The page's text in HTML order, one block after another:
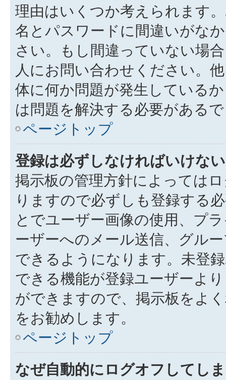
理由はいくつか考えられます
名とパスワードに間違いがな
さい。もし間違っていない場
人にお問い合わせください。
体に何か問題が発生している
は問題を解決する必要がある
ページトップ
登録は必ずしなければいけな
掲示板の管理方針によっては
りますので必ずしも登録する
とでユーザー画像の使用、プ
ーザーへのメール送信、グル
できるようになります。未登
できる機能が登録ユーザーよ
ができますので、掲示板をよ
をお勧めします。
ページトップ
なぜ自動的にログオフしてし